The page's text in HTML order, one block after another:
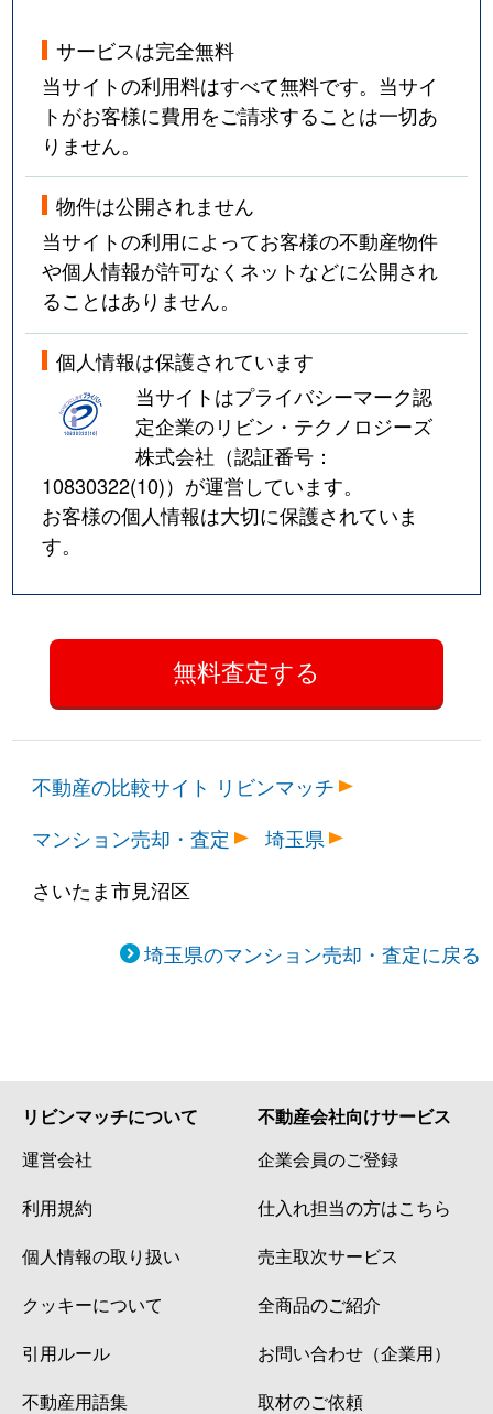
サービスは完全無料
当サイトの利用料はすべて無料です。当サイ
トがお客様に費用をご請求することは一切あ
りません。
物件は公開されません
当サイトの利用によってお客様の不動産物件
や個人情報が許可なくネットなどに公開され
ることはありません。
個人情報は保護されています
当サイトはプライバシーマーク認
定企業のリビン・テクノロジーズ
株式会社（認証番号：
10830322(10)）が運営しています。
お客様の個人情報は大切に保護されていま
す。
不動産の比較サイト リビンマッチ
マンション売却・査定
埼玉県
さいたま市見沼区
埼玉県のマンション売却・査定に戻る
リビンマッチについて
運営会社
利用規約
個人情報の取り扱い
クッキーについて
引用ルール
不動産用語集
不動産会社向けサービス
企業会員のご登録
仕入れ担当の方はこちら
売主取次サービス
全商品のご紹介
お問い合わせ（企業用）
取材のご依頼